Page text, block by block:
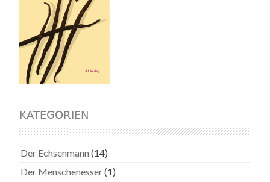
KATEGORIEN
Der Echsenmann (14)
Der Menschenesser(1)